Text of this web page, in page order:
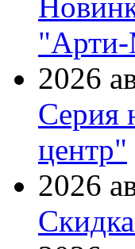
2026
Серия
центр"
2026